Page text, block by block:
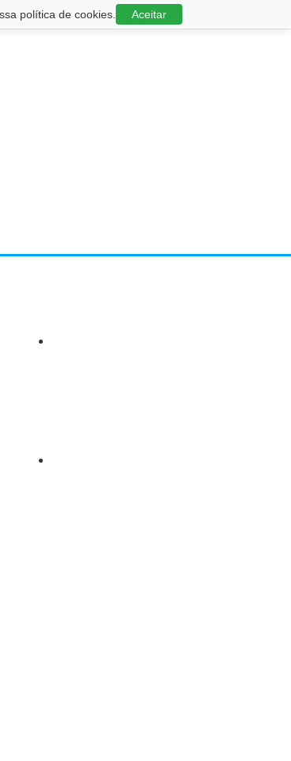
política de cookies. Aceitar